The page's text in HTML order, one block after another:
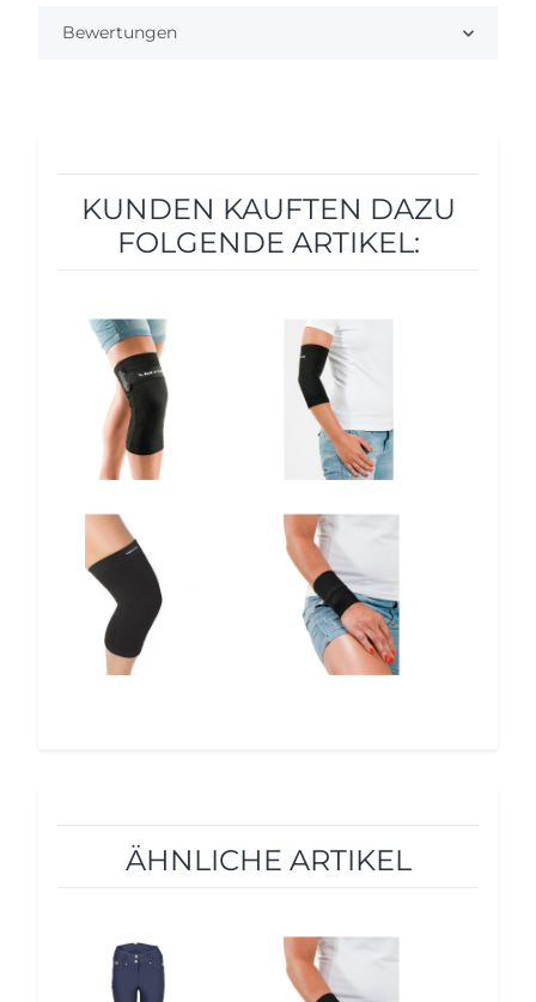
Bewertungen
KUNDEN KAUFTEN DAZU
FOLGENDE ARTIKEL:
12%
12%
12%
12%
ÄHNLICHE ARTIKEL
12% 12%